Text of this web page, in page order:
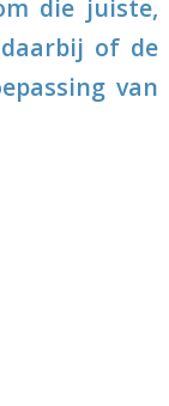
die juiste,
of de
van